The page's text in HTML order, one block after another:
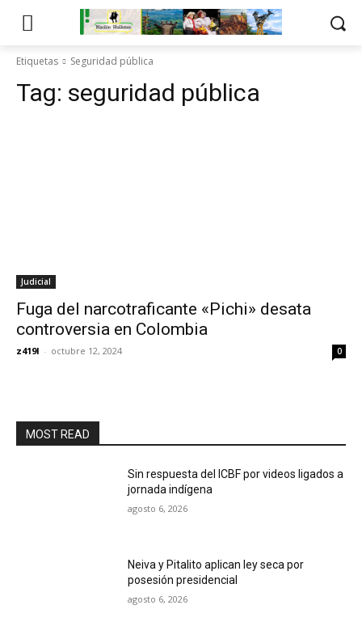
Etiquetas Seguridad pública
Tag: seguridad pública
Judicial
Fuga del narcotraficante «Pichi» desata
controversia en Colombia
z419l - octubre 12, 2024 0
MOST READ
Sin respuesta del ICBF por videos ligados a
jornada indígena
agosto 6, 2026
Neiva y Pitalito aplican ley seca por
posesión presidencial
agosto 6, 2026